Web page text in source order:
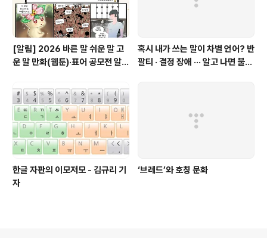
[알림] 2026 바른 말 쉬운 말 고
운 말 만화(웹툰)·표어 공모전 알림
혹시 내가 쓰는 말이 차별 언어? 반
팔티 · 결정 장애 ··· 알고 나면 불편
한글 자판의 이모저모 - 김규리 기
자
‘브레드’와 호칭 문화